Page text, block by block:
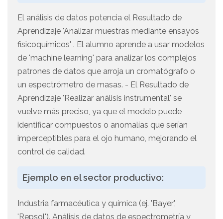
El análisis de datos potencia el Resultado de
Aprendizaje 'Analizar muestras mediante ensayos
fisicoquímicos' . El alumno aprende a usar modelos
de 'machine learning' para analizar los complejos
patrones de datos que arroja un cromatógrafo o
un espectrómetro de masas. - El Resultado de
Aprendizaje 'Realizar análisis instrumental' se
vuelve más preciso, ya que el modelo puede
identificar compuestos o anomalías que serían
imperceptibles para el ojo humano, mejorando el
control de calidad.
Ejemplo en el sector productivo:
Industria farmacéutica y química (ej. 'Bayer',
'Repsol'). Análisis de datos de espectrometría y